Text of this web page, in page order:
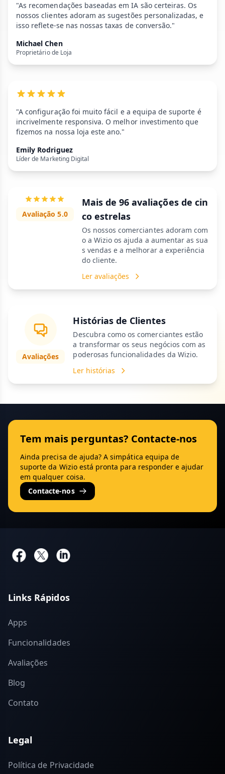
"As recomendações baseadas em IA são certeiras. Os
nossos clientes adoram as sugestões personalizadas, e
isso reflete-se nas nossas taxas de conversão."
Michael Chen
Proprietário de Loja
"A configuração foi muito fácil e a equipa de suporte é
incrivelmente responsiva. O melhor investimento que
fizemos na nossa loja este ano."
Emily Rodriguez
Líder de Marketing Digital
Avaliação 5.0
Mais de 96 avaliações de cin
co estrelas
Os nossos comerciantes adoram com
o a Wizio os ajuda a aumentar as sua
s vendas e a melhorar a experiência
do cliente.
Ler avaliações
Avaliações
Histórias de Clientes
Descubra como os comerciantes estão
a transformar os seus negócios com as
poderosas funcionalidades da Wizio.
Ler histórias
Tem mais perguntas? Contacte-nos
Ainda precisa de ajuda? A simpática equipa de
suporte da Wizio está pronta para responder e ajudar
em qualquer coisa.
Contacte-nos
Links Rápidos
Apps
Funcionalidades
Avaliações
Blog
Contato
Legal
Política de Privacidade